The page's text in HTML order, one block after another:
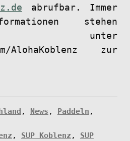
abrufbar. Immer
stehen
unter
AlohaKoblenz zur
, News , Paddeln ,
, SUP Koblenz , SUP